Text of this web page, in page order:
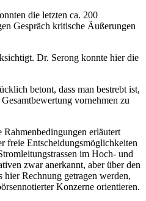
die letzten ca. 200
Gespräch kritische Äußerungen
Dr. Serong konnte hier die
betont, dass man bestrebt ist,
vornehmen zu
erläutert
freie Entscheidungsmöglichkeiten
im Hoch- und
zwar anerkannt, aber über den
Rechnung getragen werden,
Konzerne orientieren.